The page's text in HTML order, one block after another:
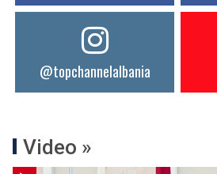
@topchannelalbania
Video »